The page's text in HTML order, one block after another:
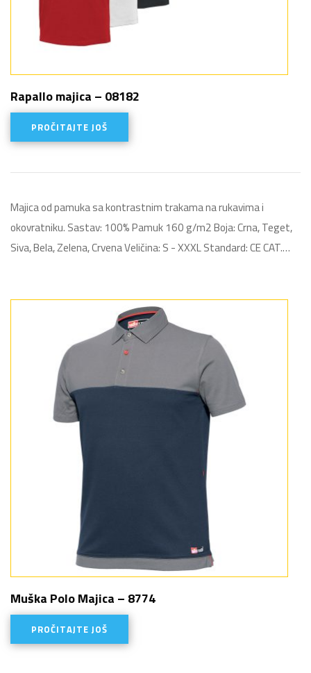
Rapallo majica – 08182
PROČITAJTE JOŠ
Majica od pamuka sa kontrastnim trakama na rukavima i
okovratniku. Sastav: 100% Pamuk 160 g/m2 Boja: Crna, Teget,
Siva, Bela, Zelena, Crvena Veličina: S - XXXL Standard: CE CAT.…
Muška Polo Majica – 8774
PROČITAJTE JOŠ